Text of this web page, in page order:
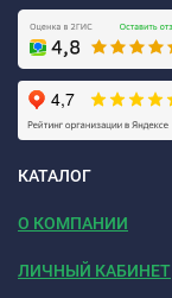
КАТАЛОГ
О КОМПАНИИ
ЛИЧНЫЙ КАБИНЕТ